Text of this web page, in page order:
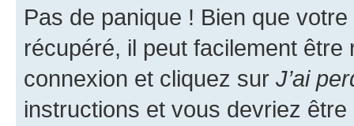
Pas de panique ! Bien que
récupéré, il peut facilement
connexion et cliquez sur J’ai
instructions et vous devriez